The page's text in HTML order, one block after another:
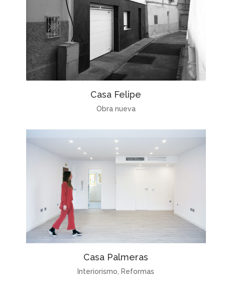
Casa Felipe
Obra nueva
Casa Palmeras
Interiorismo, Reformas